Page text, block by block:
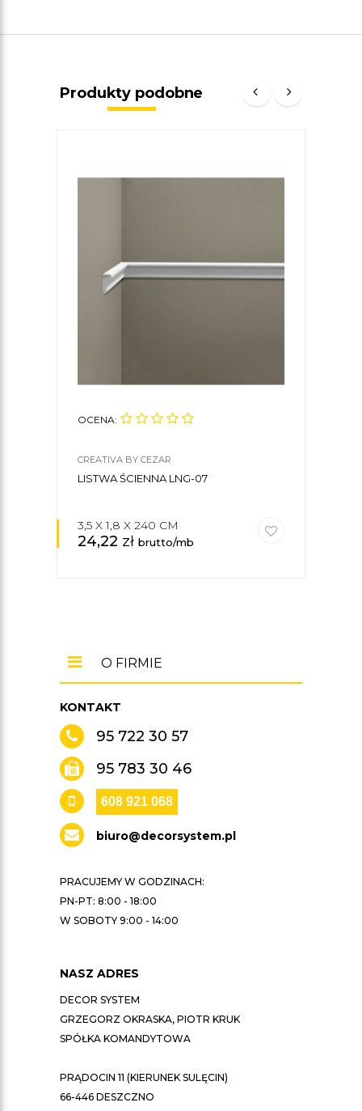
Produkty podobne
OCENA:
CREATIVA BY CEZAR
LISTWA ŚCIENNA LNG-07
3,5 X 1,8 X 240 CM
24,22 zł brutto/mb
KONTAKT
95 722 30 57
95 783 30 46
608 921 068
biuro@decorsystem.pl
PRACUJEMY W GODZINACH:
PN-PT: 8:00 - 18:00
W SOBOTY 9:00 - 14:00
NASZ ADRES
DECOR SYSTEM
GRZEGORZ OKRASKA, PIOTR KRUK
SPÓŁKA KOMANDYTOWA
PRĄDOCIN 11 (KIERUNEK SULĘCIN)
66-446 DESZCZNO
O FIRMIE